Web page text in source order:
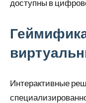
доступны в
Интерактивные